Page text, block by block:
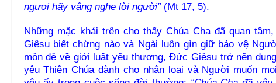
ngươi hãy vâng nghe lời người”(Mt 17, 5).
Những mặc khải trên cho thấy Chúa Cha đã quan
Giêsu biết chừng nào và Ngài luôn gìn giữ bảo vệ
môn đệ về giới luật yêu thương, Đức Giêsu trở nên
yêu Thiên Chúa dành cho nhân loại và Người muốn